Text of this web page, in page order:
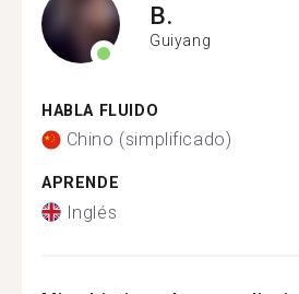
B.
Guiyang
HABLA FLUIDO
Chino (simplificado)
APRENDE
Inglés